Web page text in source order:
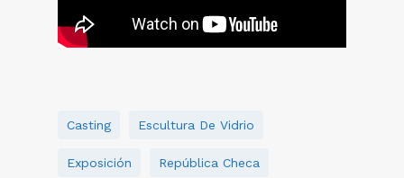
Casting Escultura De Vidrio
Exposición República Checa